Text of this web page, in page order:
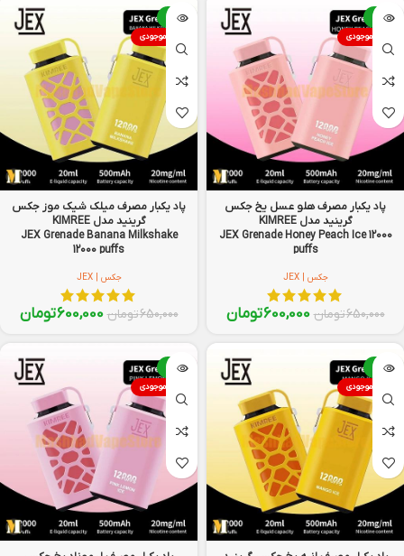
-8%
اتمام موجودی
پاد یکبار مصرف هلو عسل یخ جکس
گرینید مدل KIMREE
JEX Grenade Honey Peach Ice 12000
puffs
جکس | JEX
650,000تومان 600,000تومان
-8%
اتمام موجودی
پاد یکبار مصرف میلک شیک موز جکس
گرینید مدل KIMREE
JEX Grenade Banana Milkshake
12000 puffs
جکس | JEX
650,000تومان 600,000تومان
-8%
اتمام موجودی
-8%
اتمام موجودی